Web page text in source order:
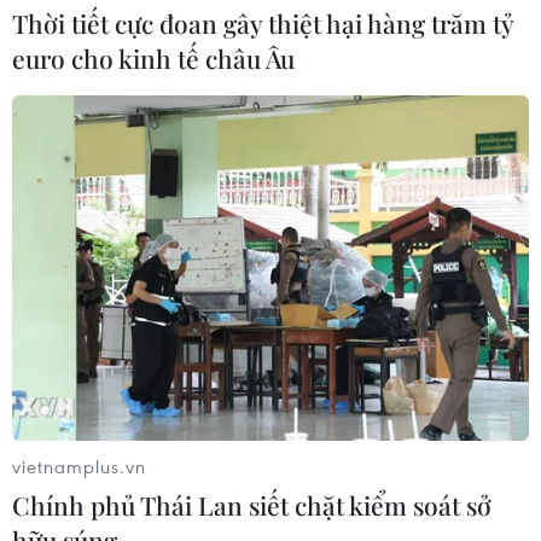
Chó "không gây dị ứng" - bước tiến mới
của công nghệ chỉnh sửa gene
06/08/2026 13:42
Thời tiết cực đoan gây thiệt hại hàng trăm tỷ
euro cho kinh tế châu Âu
vietnamplus.vn
Chính phủ Thái Lan siết chặt kiểm soát sở